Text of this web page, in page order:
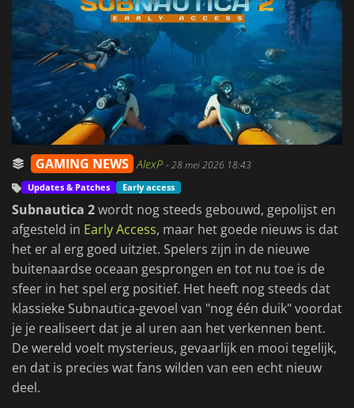
GAMING NEWS AlexP -28 mei 2026 18:43
Updates & Patches Early access
Subnautica 2wordt nog steeds gebouwd, gepolijst en
afgesteld in Early Access, maar het goede nieuws is dat
het er al erg goed uitziet. Spelers zijn in de nieuwe
buitenaardse oceaan gesprongen en tot nu toe is de
sfeer in het spel erg positief. Het heeft nog steeds dat
klassieke Subnautica-gevoel van "nog één duik" voordat
je je realiseert dat je al uren aan het verkennen bent.
De wereld voelt mysterieus, gevaarlijk en mooi tegelijk,
en dat is precies wat fans wilden van een echt nieuw
deel.